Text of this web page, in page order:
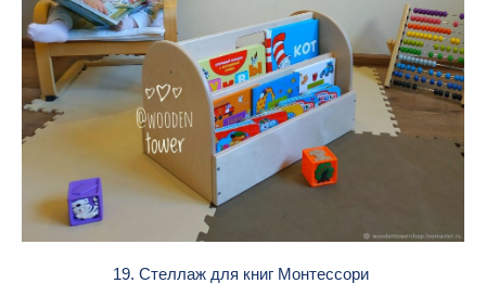
19. Стеллаж для книг Монтессори